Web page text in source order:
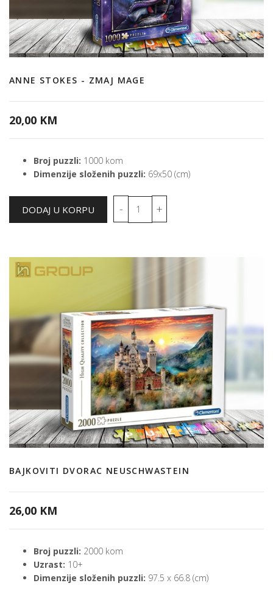
ANNE STOKES - ZMAJ MAGE
20,00 KM
Broj puzzli: 1000 kom
Dimenzije složenih puzzli: 69x50 (cm)
BAJKOVITI DVORAC NEUSCHWASTEIN
26,00 KM
Broj puzzli: 2000 kom
Uzrast: 10+
Dimenzije složenih puzzli: 97.5 x 66.8 (cm)